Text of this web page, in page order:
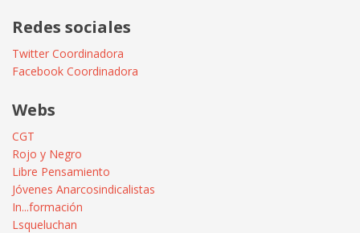
Redes sociales
Twitter Coordinadora
Facebook Coordinadora
Webs
CGT
Rojo y Negro
Libre Pensamiento
Jóvenes Anarcosindicalistas
In...formación
Lsqueluchan